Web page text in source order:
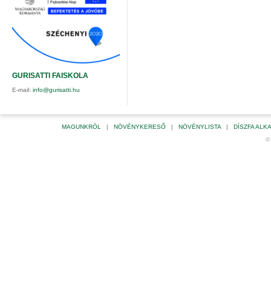
GURISATTI FAISKOLA
E-mail: info@gurisatti.hu
MAGUNKRÓL | NÖVÉNYKERESŐ | NÖVÉNYLISTA |
DÍSZFA
©